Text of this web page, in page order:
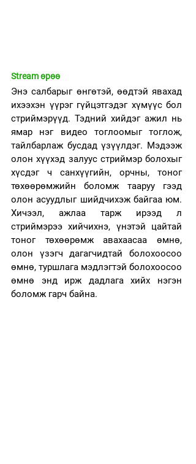
Stream өрөө
Энэ салбарыг өнгөтэй, өөдтэй явахад
ихээхэн үүрэг гүйцэтгэдэг хүмүүс бол
стриймэрүүд. Тэдний хийдэг ажил нь
ямар нэг видео тоглоомыг тоглож,
тайлбарлаж бусдад үзүүлдэг. Мэдээж
олон хүүхэд залуус стриймэр болохыг
хүсдэг ч санхүүгийн, орчны, тоног
төхөөрөмжийн боломж тааруу гээд
олон асуудлыг шийдчихэж байгаа юм.
Хичээл, ажлаа тарж ирээд л
стриймэрээ хийчихнэ, үнэтэй цайтай
тоног төхөөрөмж авахаасаа өмнө,
олон үзэгч дагагчидтай болохоосоо
өмнө, туршлага мэдлэгтэй болохоосоо
өмнө энд ирж дадлага хийх нэгэн
боломж гарч байна.